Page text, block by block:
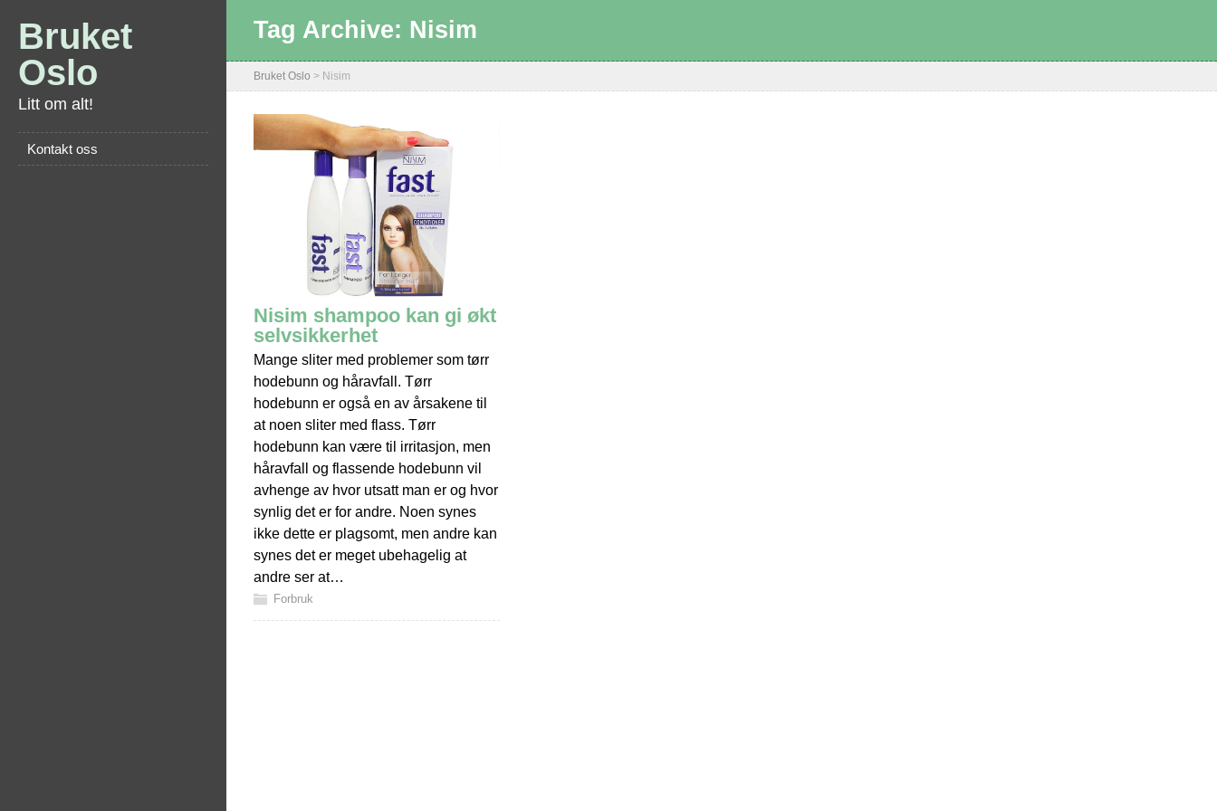
Bruket
Oslo
Litt om alt!
Kontakt oss
Tag Archive: Nisim
Bruket Oslo > Nisim
Nisim shampoo kan gi økt
selvsikkerhet
Mange sliter med problemer som tørr
hodebunn og håravfall. Tørr
hodebunn er også en av årsakene til
at noen sliter med flass. Tørr
hodebunn kan være til irritasjon, men
håravfall og flassende hodebunn vil
avhenge av hvor utsatt man er og hvor
synlig det er for andre. Noen synes
ikke dette er plagsomt, men andre kan
synes det er meget ubehagelig at
andre ser at…
Forbruk